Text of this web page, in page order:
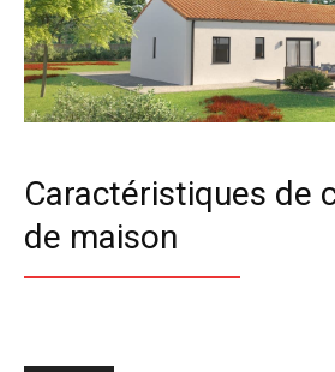
Caractéristiques de
de maison